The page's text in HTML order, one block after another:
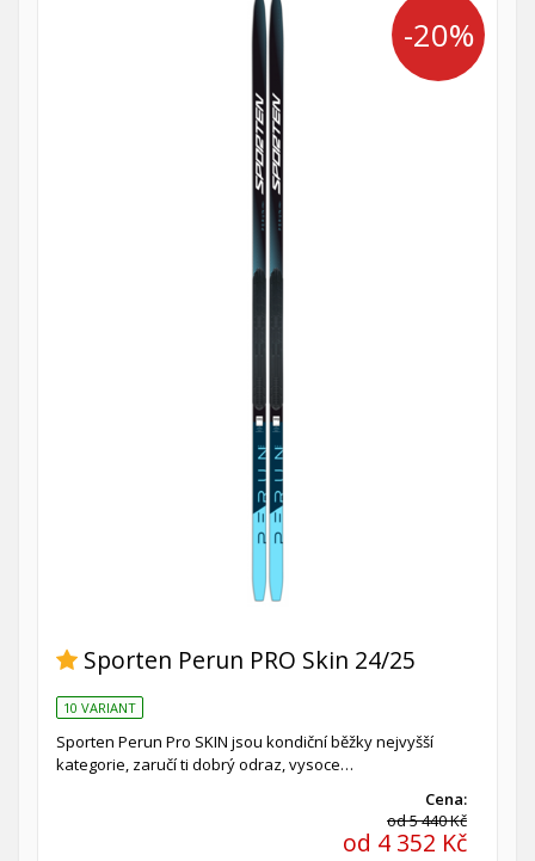
-20%
Sporten Perun PRO Skin 24/25
10 VARIANT
Sporten Perun Pro SKIN jsou kondiční běžky nejvyšší
kategorie, zaručí ti dobrý odraz, vysoce…
Cena:
od 5 440 Kč
od 4 352 Kč